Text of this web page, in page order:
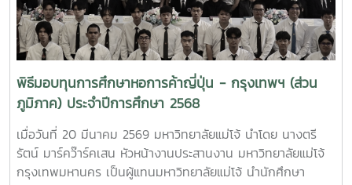
จำนวน 1 ชุด ได้ที่งานบริการการศึกษาของคณะ/วิทยาลัยที่
นักศึกษาสังกัด หรืองานบริการนักศึกษา กองพัฒนานักศึกษา
ชั้น 2 อาคารอำนวย ยศสุข และสามารถดาวน์โหลดใบสมัครได้ที่
เว็บไซต์ทุนการศึกษา งานบริการนักศึกษา กองพัฒนานักศึกษา
ใบสมัครทุนการศึกษามหาวิทยาลัยแม่โจ้ ปี 2569 หรือ Scan Qr
Codeหลักฐานแนบใบสมัครขอรับทุนการศึกษา ใบสมัครขอรับทุน
การศึกษาสำเนาระเบียนแสดงผลการเรียน (Transcript) จำนวน
1 ฉบับสำเนาทะเบียนบ้าน จำนวน 1 ฉบับสำเนาบัตรประจำตัว
นักศึกษา หรือสำเนาบัตรประชาชน จำนวน 1 ฉบับรูปถ่ายขนาด 1
พิธีมอบทุนการศึกษาหอการค้าญี่ปุ่น - กรุงเทพฯ (ส่วน
ภูมิภาค) ประจำปีการศึกษา 2568
เมื่อวันที่ 20 มีนาคม 2569 มหาวิทยาลัยแม่โจ้ นำโดย นางตรี
รัตน์ มาร์คว๊าร์คเสน หัวหน้างานประสานงาน มหาวิทยาลัยแม่โจ้
กรุงเทพมหานคร เป็นผู้แทนมหาวิทยาลัยแม่โจ้ นำนักศึกษา